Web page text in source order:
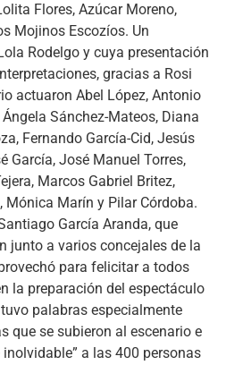
Flores, Azúcar Moreno,
Mojinos Escozíos. Un
Rodelgo y cuya presentación
gracias a Rosi
actuaron Abel López, Antonio
Sánchez-Mateos, Diana
Fernando García-Cid, Jesús
García, José Manuel Torres,
Marcos Gabriel Britez,
Mónica Marín y Pilar Córdoba.
García Aranda, que
junto a varios concejales de la
para felicitar a todos
la preparación del espectáculo
palabras especialmente
que se subieron al escenario e
a las 400 personas